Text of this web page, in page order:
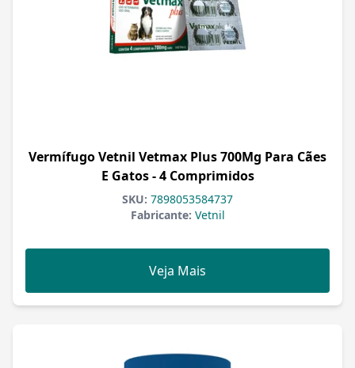
Vermífugo Vetnil Vetmax Plus 700Mg Para Cães
E Gatos - 4 Comprimidos
SKU: 7898053584737
Fabricante: Vetnil
Veja Mais